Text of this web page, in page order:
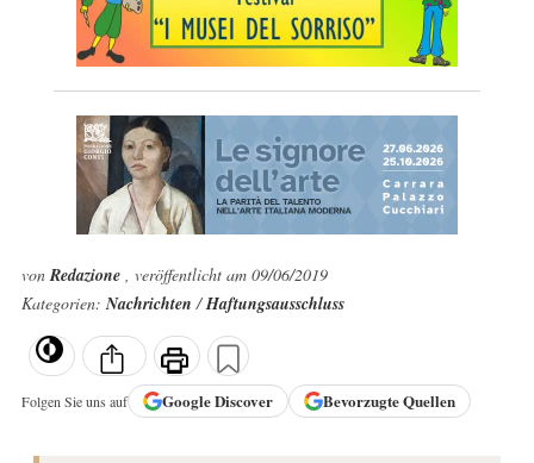
vonRedazione , veröffentlicht am 09/06/2019
Kategorien:Nachrichten/Haftungsausschluss
Folgen Sie uns auf GoogleDiscover Bevorzugte Quellen